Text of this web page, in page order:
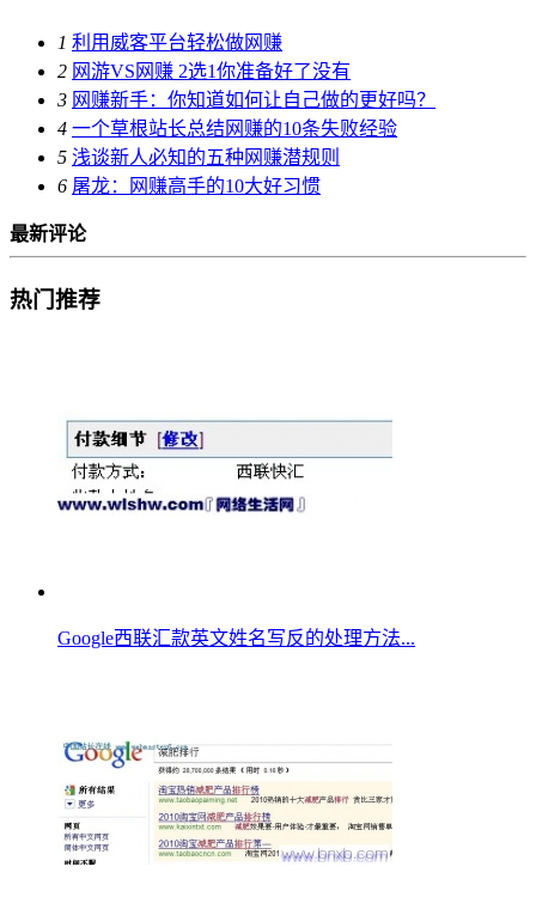
1 利用威客平台轻松做网赚
2 网游VS网赚 2选1你准备好了没有
3 网赚新手：你知道如何让自己做的更好吗？
4 一个草根站长总结网赚的10条失败经验
5 浅谈新人必知的五种网赚潜规则
6 屠龙：网赚高手的10大好习惯
最新评论
热门推荐
Google西联汇款英文姓名写反的处理方法...